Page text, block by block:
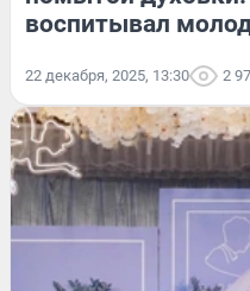
воспитывал
22 декабря, 2025, 13:30 2